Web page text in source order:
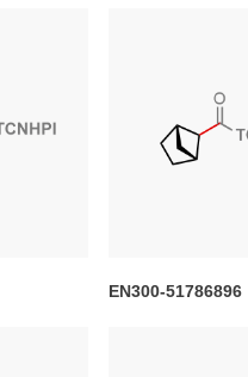
EN300-51786896